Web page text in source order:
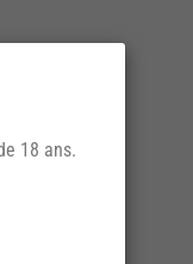
18 ans.